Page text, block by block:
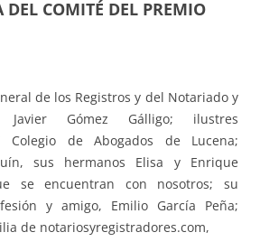
DEL COMITÉ DEL PREMIO
de los Registros y del Notariado y
Javier Gómez Gálligo; ilustres
Colegio de Abogados de Lucena;
sus hermanos Elisa y Enrique
se encuentran con nosotros; su
y amigo, Emilio García Peña;
de notariosyregistradores.com,